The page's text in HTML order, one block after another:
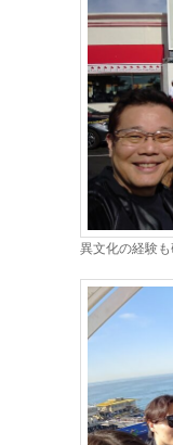
異文化の経験